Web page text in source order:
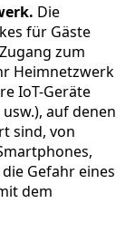
Die
für Gäste
zum
Heimnetzwerk
IoT-Geräte
auf denen
sind, von
Gefahr eines
dem